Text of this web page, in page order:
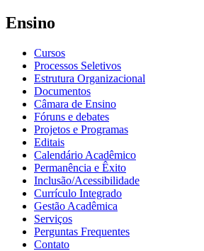
Ensino
Cursos
Processos Seletivos
Estrutura Organizacional
Documentos
Câmara de Ensino
Fóruns e debates
Projetos e Programas
Editais
Calendário Acadêmico
Permanência e Êxito
Inclusão/Acessibilidade
Currículo Integrado
Gestão Acadêmica
Serviços
Perguntas Frequentes
Contato